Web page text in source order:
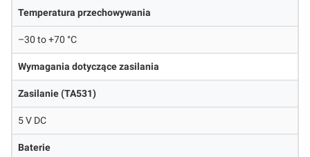
Temperatura przechowywania
–30 to +70 °C
Wymagania dotyczące zasilania
Zasilanie (TA531)
5 V DC
Baterie